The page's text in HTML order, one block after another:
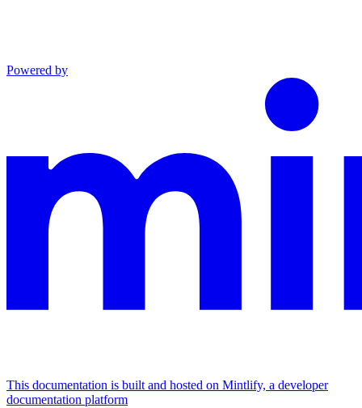
Powered by
This documentation is built and hosted on Mintlify, a developer
documentation platform